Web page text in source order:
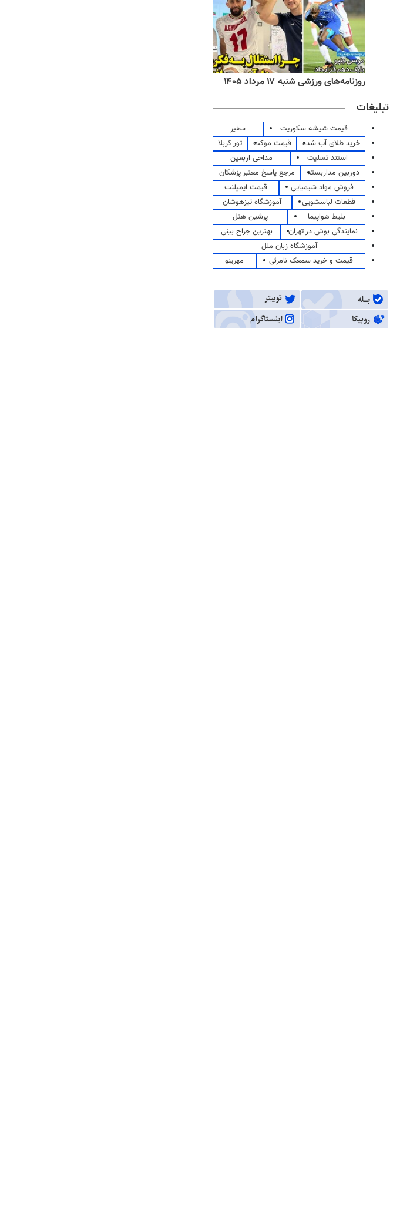
روزنامه‌های ورزشی شنبه ۱۷ مرداد ۱۴۰۵
تبلیغات
قیمت شیشه سکوریت
سفیر
خرید طلای آب شده
قیمت موکت
تور کربلا
استند تسلیت
مداحی اربعین
دوربین مداربسته
مرجع پاسخ معتبر پزشکان
فروش مواد شیمیایی
قیمت ایمپلنت
قطعات لباسشویی
آموزشگاه تیزهوشان
بلیط هواپیما
پرشین هتل
نمایندگی بوش در تهران
بهترین جراح بینی
آموزشگاه زبان ملل
قیمت و خرید سمعک نامرئی
مهرینو